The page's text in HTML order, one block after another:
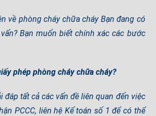
về phòng cháy chữa cháy Bạn đang có
Bạn muốn biết chính xác các bước
phép phòng cháy chữa cháy?
tất cả các vấn đề liên quan đến việc
PCCC, liên hệ Kế toán số 1 để có thể